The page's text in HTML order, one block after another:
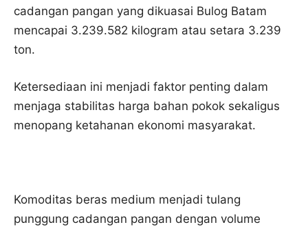
cadangan pangan yang dikuasai Bulog Batam
mencapai 3.239.582 kilogram atau setara 3.239
ton.
Ketersediaan ini menjadi faktor penting dalam
menjaga stabilitas harga bahan pokok sekaligus
menopang ketahanan ekonomi masyarakat.
Komoditas beras medium menjadi tulang
punggung cadangan pangan dengan volume